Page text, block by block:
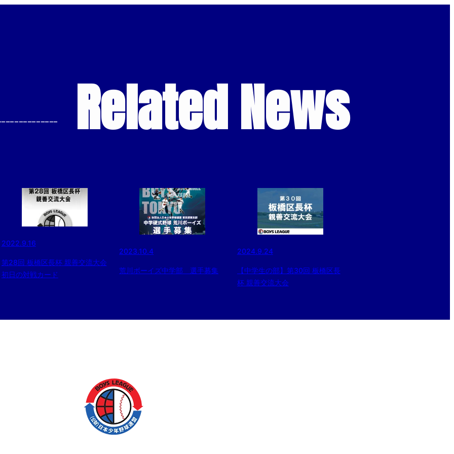
Related News
2022.9.16
第28回 板橋区長杯 親善交流大会
初日の対戦カード
2023.10.4
荒川ボーイズ中学部 選手募集
2024.9.24
【中学生の部】第30回 板橋区長
杯 親善交流大会